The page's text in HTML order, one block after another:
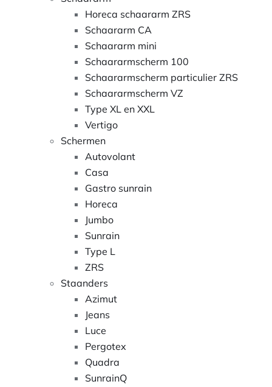
Horeca schaararm ZRS
Schaararm CA
Schaararm mini
Schaararmscherm 100
Schaararmscherm particulier ZRS
Schaararmscherm VZ
Type XL en XXL
Vertigo
Schermen
Autovolant
Casa
Gastro sunrain
Horeca
Jumbo
Sunrain
Type L
ZRS
Staanders
Azimut
Jeans
Luce
Pergotex
Quadra
SunrainQ